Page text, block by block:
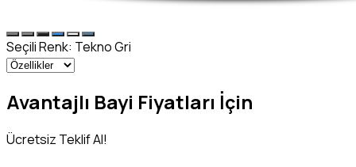
Seçili Renk: Tekno Gri
Avantajlı Bayi Fiyatları İçin
Ücretsiz Teklif Al!